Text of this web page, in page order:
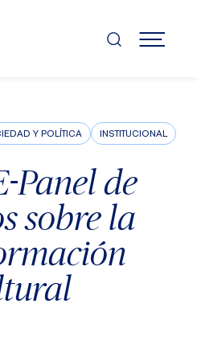
MENÚ
Y POLÍTICA INSTITUCIONAL
Panel de
sobre la